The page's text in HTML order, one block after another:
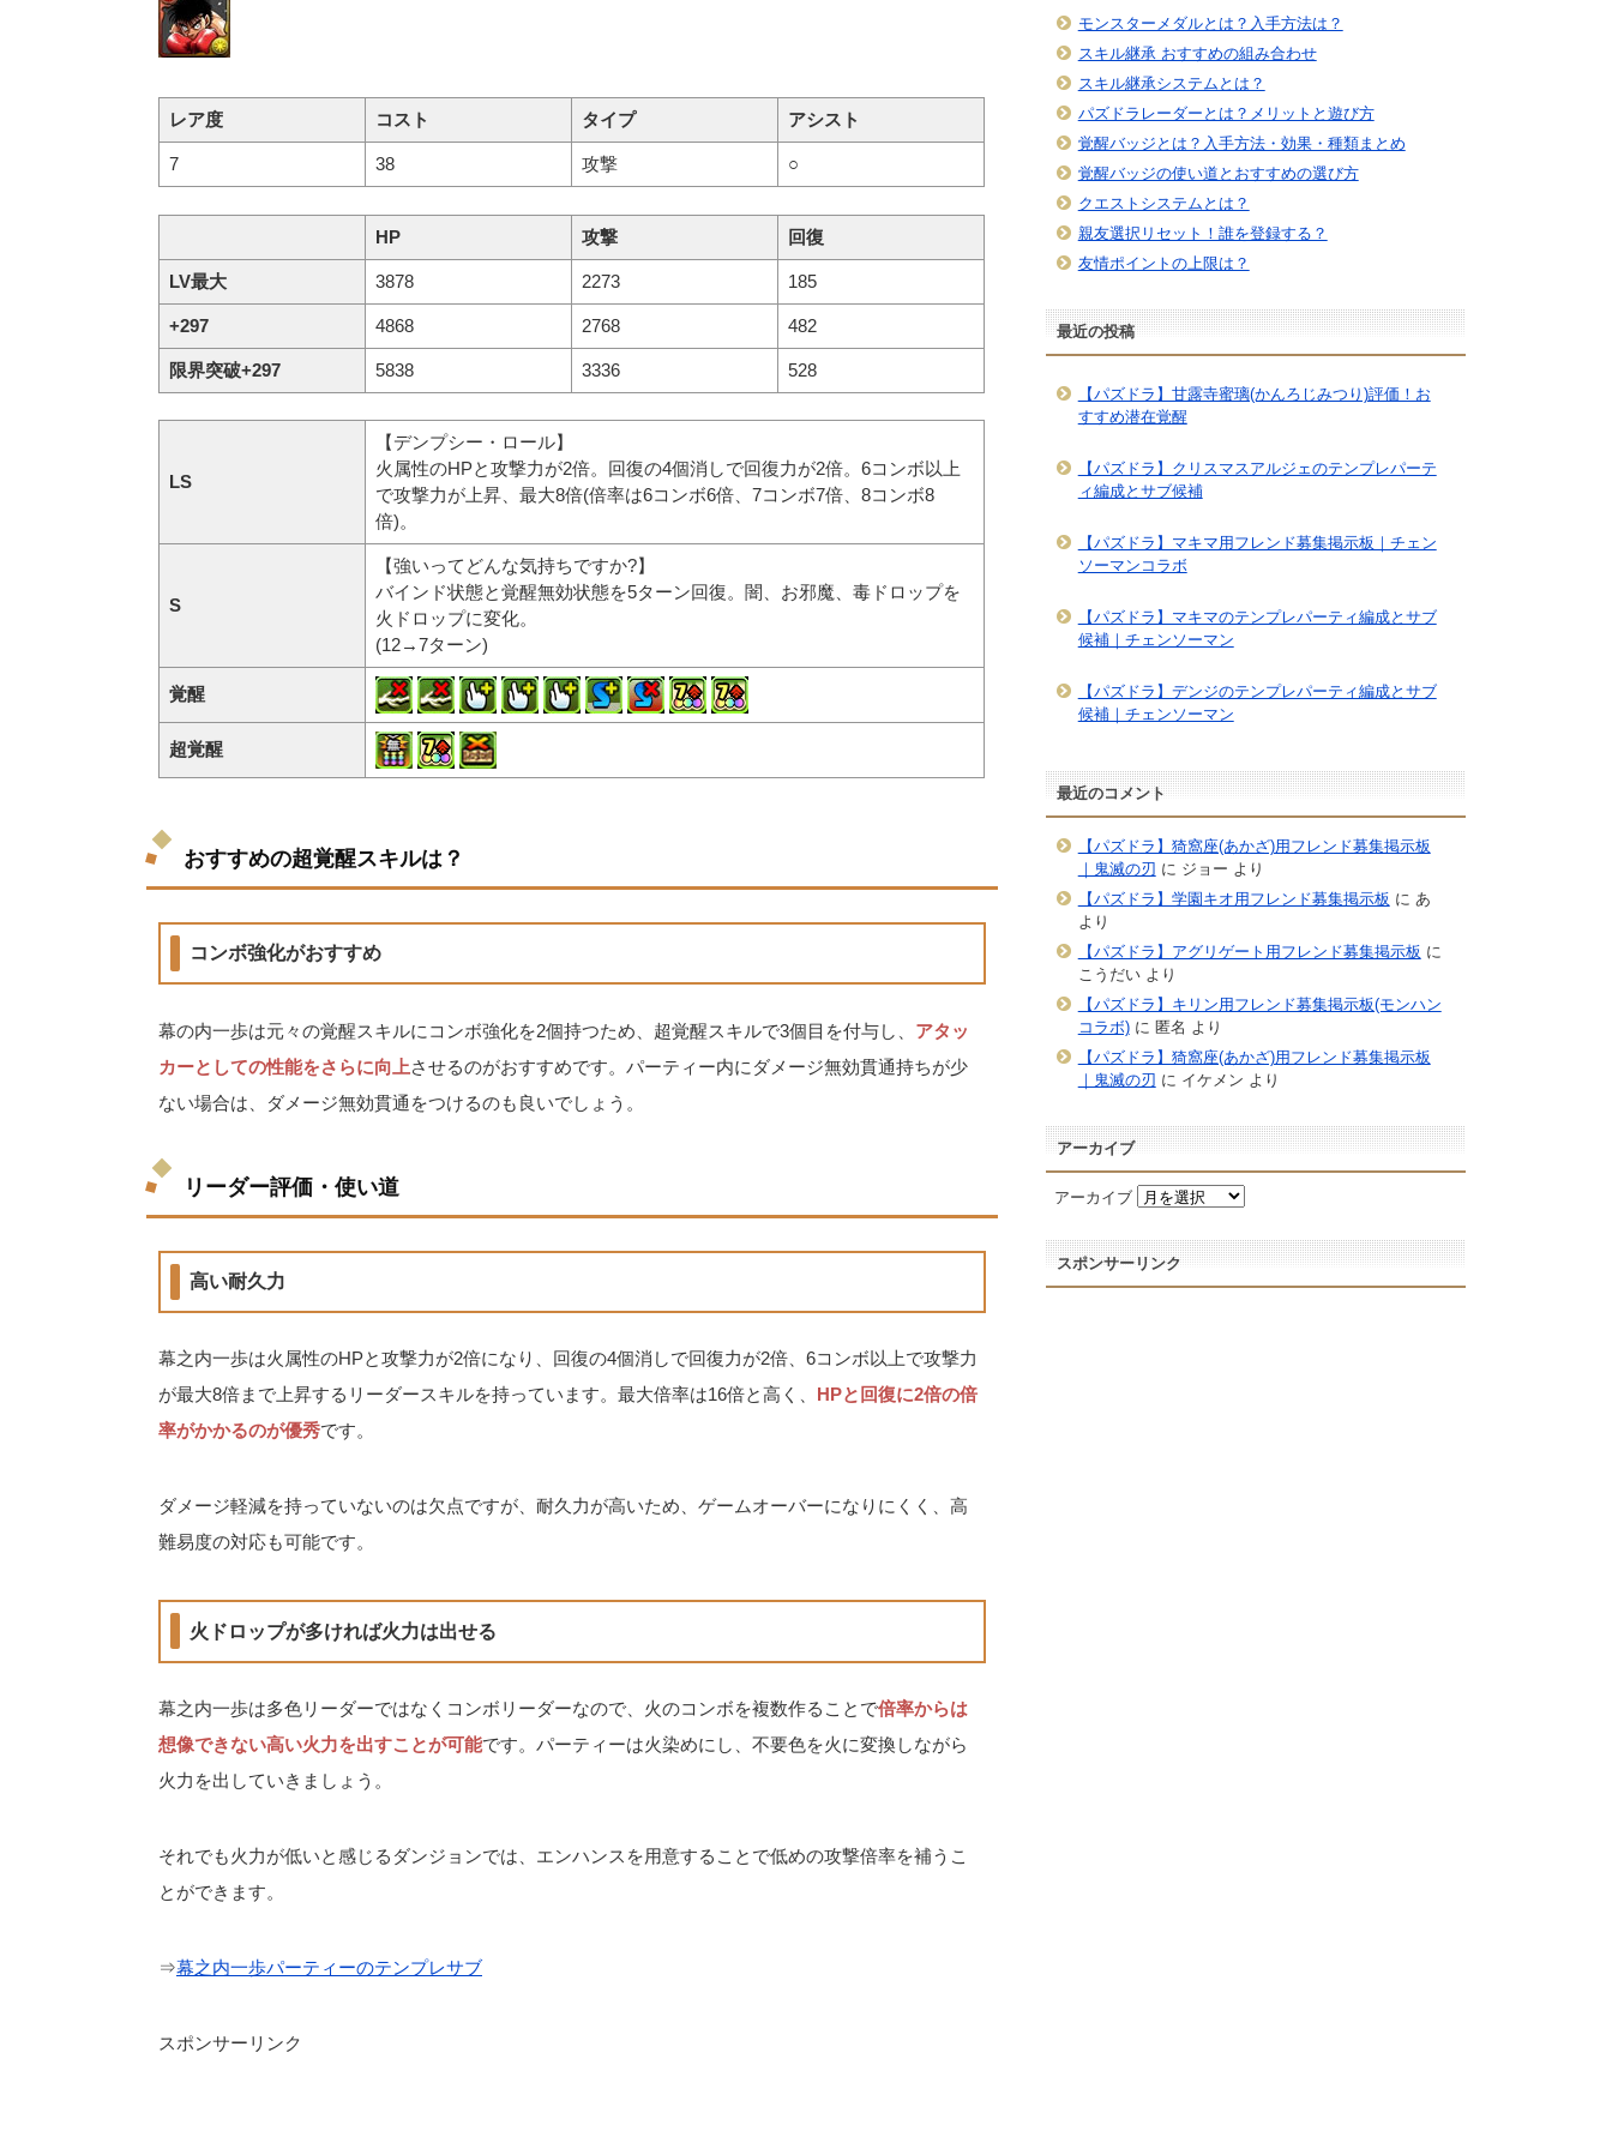
レア度 コスト タイプ アシスト
7 38 攻撃 ○
HP 攻撃 回復
LV最大 3878 2273 185
+297 4868 2768 482
限界突破+297 5838 3336 528
LS
【デンプシー・ロール】
火属性のHPと攻撃力が2倍。回復の4個消しで回復力が2倍。6コンボ以上
で攻撃力が上昇、最大8倍(倍率は6コンボ6倍、7コンボ7倍、8コンボ8
倍)。
S
【強いってどんな気持ちですか?】
バインド状態と覚醒無効状態を5ターン回復。闇、お邪魔、毒ドロップを
火ドロップに変化。
(12→7ターン)
覚醒
超覚醒
おすすめの超覚醒スキルは？
コンボ強化がおすすめ
幕の内一歩は元々の覚醒スキルにコンボ強化を2個持つため、超覚醒スキルで3個目を付与し、 アタッ
カーとしての性能をさらに向上させるのがおすすめです。パーティー内にダメージ無効貫通持ちが少
ない場合は、ダメージ無効貫通をつけるのも良いでしょう。
リーダー評価・使い道
高い耐久力
幕之内一歩は火属性のHPと攻撃力が2倍になり、回復の4個消しで回復力が2倍、6コンボ以上で攻撃力
が最大8倍まで上昇するリーダースキルを持っています。最大倍率は16倍と高く、 HPと回復に2倍の倍
率がかかるのが優秀です。
ダメージ軽減を持っていないのは欠点ですが、耐久力が高いため、ゲームオーバーになりにくく、高
難易度の対応も可能です。
火ドロップが多ければ火力は出せる
幕之内一歩は多色リーダーではなくコンボリーダーなので、火のコンボを複数作ることで倍率からは
想像できない高い火力を出すことが可能です。パーティーは火染めにし、不要色を火に変換しながら
火力を出していきましょう。
それでも火力が低いと感じるダンジョンでは、エンハンスを用意することで低めの攻撃倍率を補うこ
とができます。
⇒幕之内一歩パーティーのテンプレサブ
スポンサーリンク
モンスターメダルとは？入手方法は？
スキル継承 おすすめの組み合わせ
スキル継承システムとは？
パズドラレーダーとは？メリットと遊び方
覚醒バッジとは？入手方法・効果・種類まとめ
覚醒バッジの使い道とおすすめの選び方
クエストシステムとは？
親友選択リセット！誰を登録する？
友情ポイントの上限は？
最近の投稿
【パズドラ】甘露寺蜜璃(かんろじみつり)評価！お
すすめ潜在覚醒
【パズドラ】クリスマスアルジェのテンプレパーテ
ィ編成とサブ候補
【パズドラ】マキマ用フレンド募集掲示板｜チェン
ソーマンコラボ
【パズドラ】マキマのテンプレパーティ編成とサブ
候補｜チェンソーマン
【パズドラ】デンジのテンプレパーティ編成とサブ
候補｜チェンソーマン
最近のコメント
【パズドラ】猗窩座(あかざ)用フレンド募集掲示板
｜鬼滅の刃 に ジョー より
【パズドラ】学園キオ用フレンド募集掲示板 に あ
より
【パズドラ】アグリゲート用フレンド募集掲示板 に
こうだいより
【パズドラ】キリン用フレンド募集掲示板(モンハン
コラボ)に 匿名 より
【パズドラ】猗窩座(あかざ)用フレンド募集掲示板
｜鬼滅の刃 に イケメン より
アーカイブ
アーカイブ
スポンサーリンク